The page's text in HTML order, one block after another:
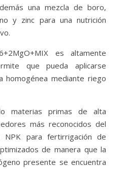
una mezcla de boro,
y zinc para una nutrición
es altamente
que pueda aplicarse
homogénea mediante riego
materias primas de alta
más reconocidos del
NPK para fertirrigación de
de manera que la
presente se encuentra